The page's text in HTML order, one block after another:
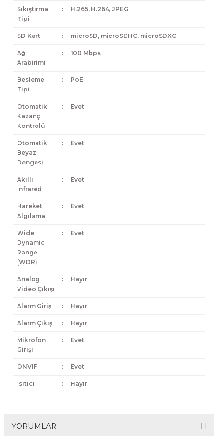
Sıkıştırma
Tipi
: H.265, H.264, JPEG
SD Kart : microSD, microSDHC, microSDXC
Ağ
Arabirimi
: 100 Mbps
Besleme
Tipi
: PoE
Otomatik
Kazanç
Kontrolü
: Evet
Otomatik
Beyaz
Dengesi
: Evet
Akıllı
İnfrared
: Evet
Hareket
Algılama
: Evet
Wide
Dynamic
Range
(WDR)
: Evet
Analog
Video Çıkışı
: Hayır
Alarm Giriş : Hayır
Alarm Çıkış : Hayır
Mikrofon
Girişi
: Evet
ONVIF : Evet
Isıtıcı : Hayır
YORUMLAR